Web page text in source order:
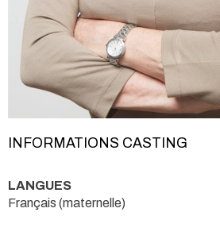
INFORMATIONS CASTING
LANGUES
Français (maternelle)